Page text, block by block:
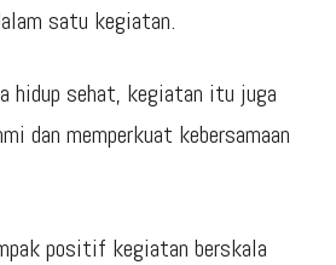
satu kegiatan.
hidup sehat, kegiatan itu juga
dan memperkuat kebersamaan
positif kegiatan berskala